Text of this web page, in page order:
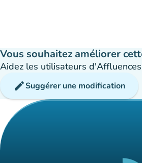
Vous souhaitez améliorer
Aidez les utilisateurs
editSuggérer une modification